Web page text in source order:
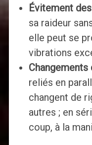
Évitement
sa raideur
elle peut se
vibrations
reliés en
changent de
autres ; en
coup, à la